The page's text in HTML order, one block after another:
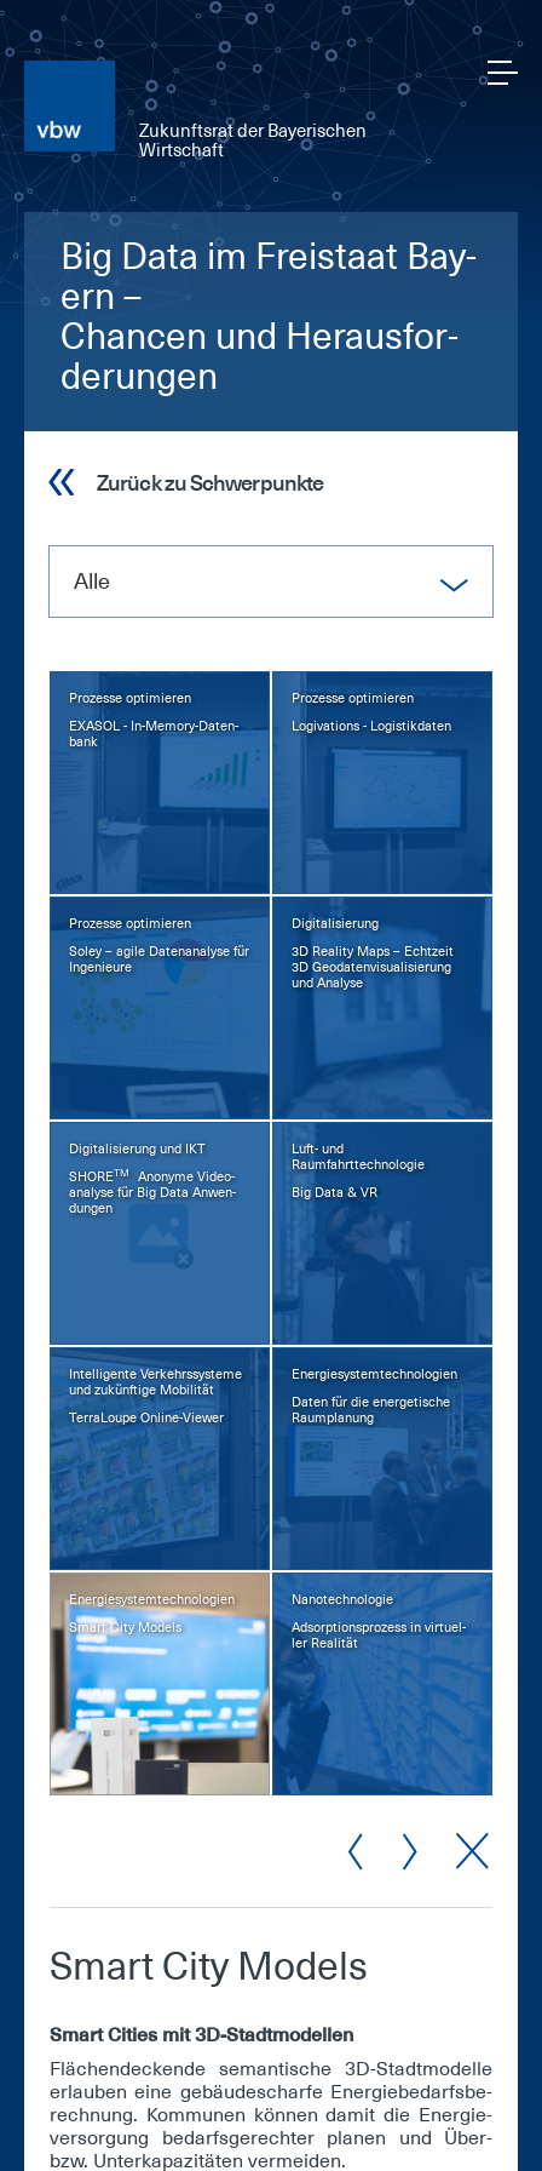
Zukunftsrat der Bayerischen
Wirtschaft
Big Da­ta im Frei­staat Bay­
ern –
Chan­cen und Her­aus­for­
de­run­gen
Zurück zu Schwerpunkte
Alle
Prozesse optimieren
EXA­SOL - In-Me­mo­ry-Da­ten­
bank
Prozesse optimieren
Lo­gi­va­tions - Lo­gis­tik­da­ten
Prozesse optimieren
So­ley – agi­le Da­ten­ana­ly­se für
In­ge­nieu­re
Digitalisierung
3D Rea­li­ty Maps – Echt­zeit
3D Geo­da­ten­vi­sua­li­sie­rung
und Ana­ly­se
Digitalisierung und IKT
SHORETM
An­ony­me Vi­deo­
ana­ly­se für Big Da­ta An­wen­
dun­gen
Luft- und
Raumfahrttechnologie
Big Da­ta & VR
Intelligente Verkehrssysteme
und zukünftige Mobilität
Ter­ra­Lou­pe On­line-View­er
Energiesystemtechnologien
Da­ten für die en­er­ge­ti­sche
Raum­pla­nung
Energiesystemtechnologien
Smart Ci­ty Mo­dels
Nanotechnologie
Ad­sorp­ti­ons­pro­zess in vir­tu­el­
ler Rea­li­tät
Smart Ci­ty Mo­dels
Smart Ci­ties mit 3D-Stadt­mo­del­len
Flä­chen­de­cken­de se­man­ti­sche 3D-Stadt­mo­del­le
er­lau­ben ei­ne ge­bäu­de­schar­fe En­er­gie­be­darfs­be­
rech­nung. Kom­mu­nen kön­nen da­mit die En­er­gie­
ver­sor­gung be­darfs­ge­rech­ter pla­nen und Über-
bzw. Un­ter­ka­pa­zi­tä­ten ver­mei­den.